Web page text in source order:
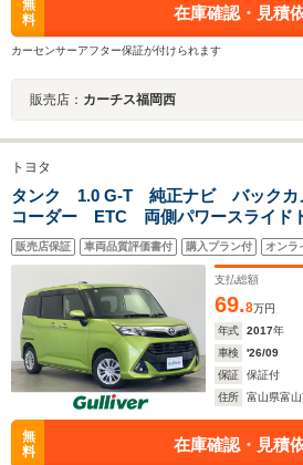
無
料
在庫確認・見積
カーセンサーアフター保証が付けられます
販売店： カーチス福岡西
トヨタ
タンク 1.0 G-T 純正ナビ バックカ
コーダー ETC 両側パワースライド
減システム 横滑り防止装置 アイド
オートハロゲンライト フォグライ
イッチ AAC
販売店保証 車両品質評価書付 購入プラン付 オンラ
支払総額
69.8万円
年式
2017年
車検
'26/09
保証
保証付
住所
富山県富
無
料
在庫確認・見積